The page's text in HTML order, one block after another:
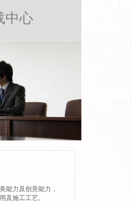
中心
能力及创意能力，
及施工工艺。